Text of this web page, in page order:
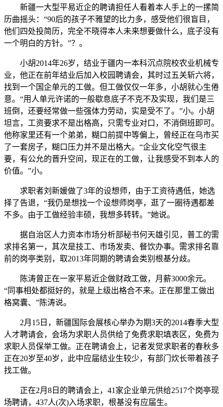
新疆一大型平易近企的聘请担任人看着本人手上的一摞简
历曲摇头：“90后的孩子不雅望的比力多，感受他们很盲目，
他们四处投简历，完全不晓得本人未来想要做什么，底子没有
一个明白的方针。”？。
小胡2014年26岁，结业于疆内一本科沉点院校农业机械专
业，他正在前年结业后加入校园聘请会，其时过五关斩六将，
找到一个国企单元的工做。但工做仅仅一年多，小胡就心生倦
意。“用人单元许诺的一般歇息底子不克不及实现，我们是三
班倒，还要经常做一些强体力劳动，实是受不了。”小。小胡
坦言，工资要求不是出格高，只需专业对口，不消倒班即可。
他称家里还有一个弟弟，糊口前提中等偏上，曾经正在乌市买
了一套房子，糊口压力并不是出格大。“企业文化空气很主
要，有公允的晋升空间，现正在的工做，让我感受不到本人的
价值。”小。
求职者刘新媛做了3年的设想师，由于工资待遇低，她选
择了告退，“我仍是想找一个设想师岗亭，逛了一圈待遇都差
不多。由于工做经验丰硕，我想多转转。”她说。
据自治区人力资本市场分析部秘书何天雄引见，普工的需
求排名第一，其次是技工、市场发卖、餐饮办事。需求排名靠
前的岗亭类别，取2013年同期的聘请会类别根基分歧。
陈涛曾正在一家平易近企做财政工做，月薪3000余元。
“同事相处都挺好的，就是上级出格合不来。正在那里工做出
格窝囊、”陈涛说。
2月15日，新疆国际会展核心举办为期3天的2014春季大型
人才聘请会，会场为求职人员供给了免费求职填表区，免费为
求职人员保举工做。正在聘请会上，记者发觉求职者的春秋多
正在20岁至40岁，此中应届结业生较少，有部门炊长带着孩子
找工做。
正在2月8日的聘请会上，41家企业单元供给2517个岗亭现
场聘请，437人(次)入场求职，根基没有应届生。